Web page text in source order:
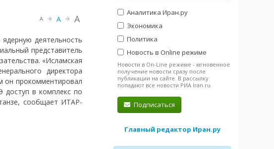
A A A
деятельность
представитель
«Исламская
директора
он прокомментировал
в комплекс по
сообщает ИТАР-
Аналитика Иран.ру
Экономика
Политика
Новость в Online режиме
Новости в On-Line режиме - мгновенное
получение новости сразу после
публикации на сайте. В рассылку
попадают все новости РИА Iran.ru.
Подписаться
Главный редактор Иран.ру